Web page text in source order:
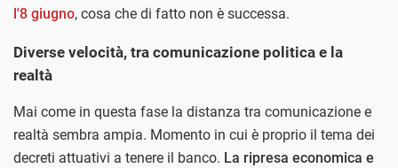
l'8 giugno, cosa che di fatto non è successa.
Diverse velocità, tra comunicazione politica e la
realtà
Mai come in questa fase la distanza tra comunicazione e
realtà sembra ampia. Momento in cui è proprio il tema dei
decreti attuativi a tenere il banco. La ripresa economica e